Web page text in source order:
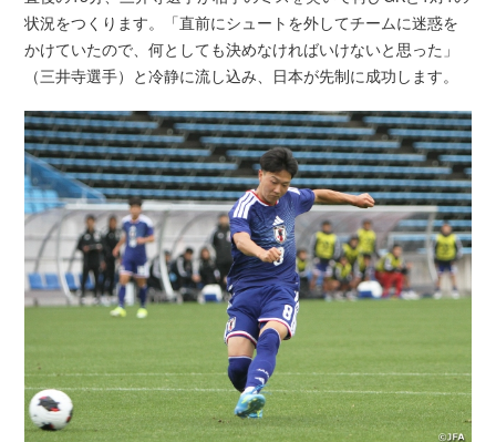
状況をつくります。「直前にシュートを外してチームに迷惑を
かけていたので、何としても決めなければいけないと思った」
（三井寺選手）と冷静に流し込み、日本が先制に成功します。